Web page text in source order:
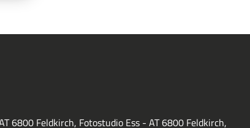
6800 Feldkirch, Fotostudio Ess - AT 6800 Feldkirch,